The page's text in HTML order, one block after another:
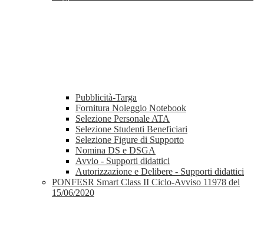
Pubblicità-Targa
Fornitura Noleggio Notebook
Selezione Personale ATA
Selezione Studenti Beneficiari
Selezione Figure di Supporto
Nomina DS e DSGA
Avvio - Supporti didattici
Autorizzazione e Delibere - Supporti didattici
PONFESR Smart Class II Ciclo-Avviso 11978 del
15/06/2020